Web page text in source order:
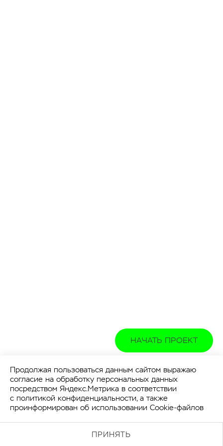
НАЧАТЬ ПРОЕКТ
Продолжая пользоваться данным сайтом выражаю
согласие на обработку персональных данных
посредством Яндекс.Метрика в соответствии
с политикой конфиденциальности, а также
проинформирован об использовании Cookie-файлов
ПРИНЯТЬ